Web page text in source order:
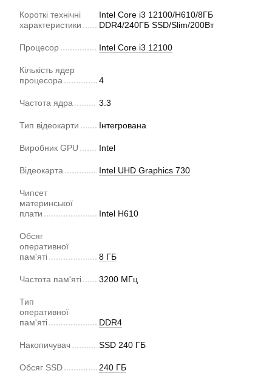
Короткі технічні
характеристики
Intel Core i3 12100/H610/8ГБ
DDR4/240ГБ SSD/Slim/200Вт
Процесор Intel Core i3 12100
Кількість ядер
процесора
4
Частота ядра 3.3
Тип відеокарти Інтегрована
Виробник GPU Intel
Відеокарта Intel UHD Graphics 730
Чипсет
материнської
плати
Intel H610
Обсяг
оперативної
пам'яті
8 ГБ
Частота пам'яті 3200 МГц
Тип
оперативної
пам'яті
DDR4
Накопичувач SSD 240 ГБ
Обсяг SSD 240 ГБ